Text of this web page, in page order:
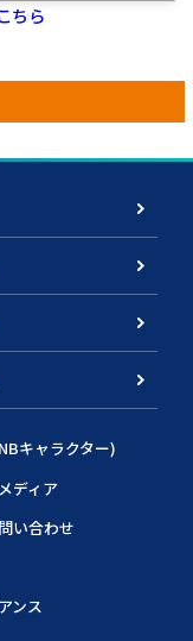
ちら
キャラクター)
ディア
い合わせ
ンス